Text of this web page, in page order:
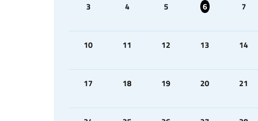
3 4 5 6 7
10 11 12 13 14
17 18 19 20 21